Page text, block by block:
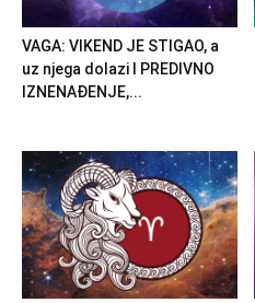
VAGA: VIKEND JE STIGAO, a
uz njega dolazi I PREDIVNO
IZNENAĐENJE,...